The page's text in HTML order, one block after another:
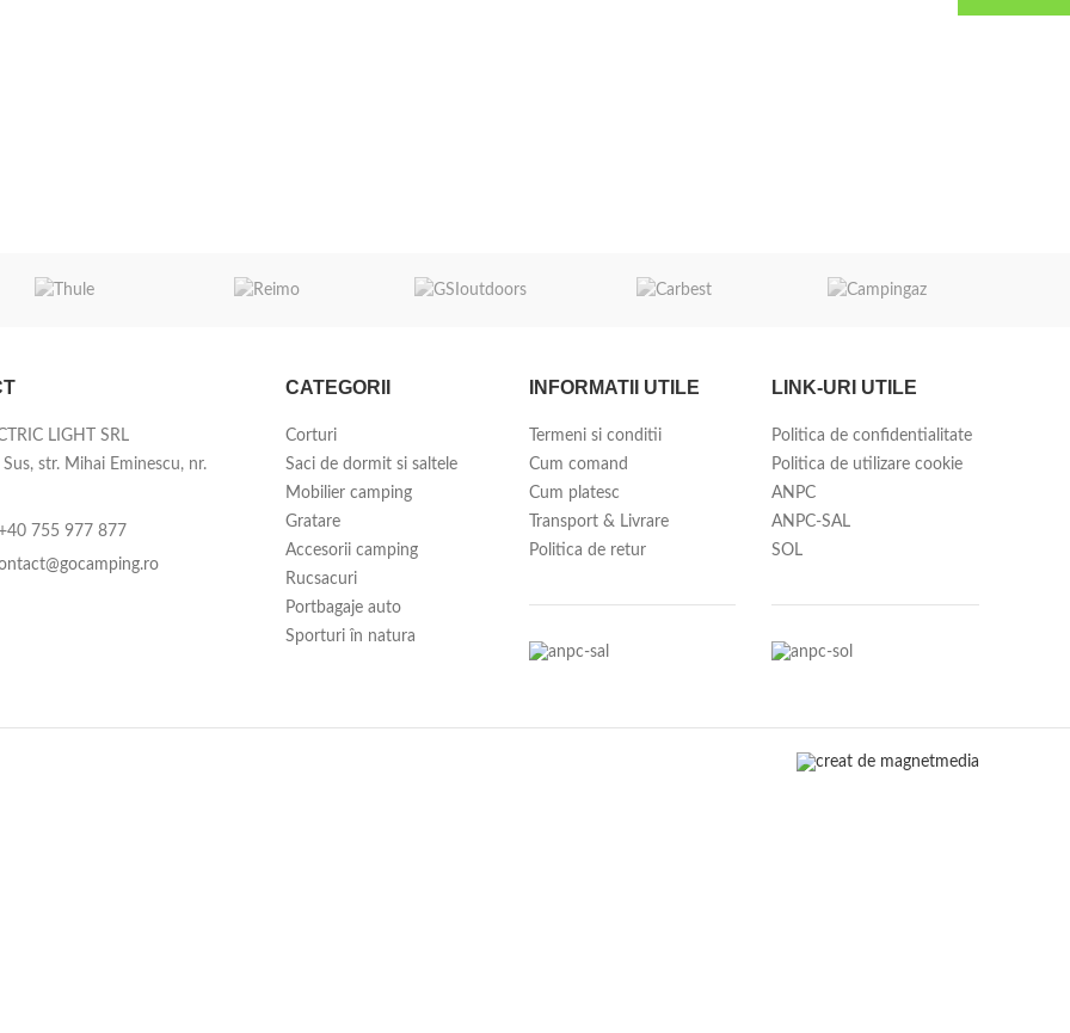
LIGHT SRL
str. Mihai Eminescu, nr.
755 977 877
CATEGORII
Corturi
Saci de dormit si saltele
Mobilier camping
Gratare
Accesorii camping
Rucsacuri
Portbagaje auto
Sporturi în natura
INFORMATII UTILE
Termeni si conditii
Cum comand
Cum platesc
Transport & Livrare
Politica de retur
LINK-URI UTILE
Politica de confidentialitate
Politica de utilizare cookie
ANPC
ANPC-SAL
SOL